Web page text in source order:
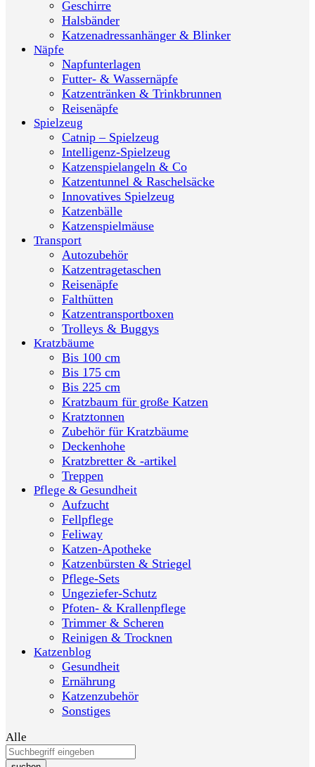
Geschirre
Halsbänder
Katzenadressanhänger & Blinker
Näpfe
Napfunterlagen
Futter- & Wassernäpfe
Katzentränken & Trinkbrunnen
Reisenäpfe
Spielzeug
Catnip – Spielzeug
Intelligenz-Spielzeug
Katzenspielangeln & Co
Katzentunnel & Raschelsäcke
Innovatives Spielzeug
Katzenbälle
Katzenspielmäuse
Transport
Autozubehör
Katzentragetaschen
Reisenäpfe
Falthütten
Katzentransportboxen
Trolleys & Buggys
Kratzbäume
Bis 100 cm
Bis 175 cm
Bis 225 cm
Kratzbaum für große Katzen
Kratztonnen
Zubehör für Kratzbäume
Deckenhohe
Kratzbretter & -artikel
Treppen
Pflege & Gesundheit
Aufzucht
Fellpflege
Feliway
Katzen-Apotheke
Katzenbürsten & Striegel
Pflege-Sets
Ungeziefer-Schutz
Pfoten- & Krallenpflege
Trimmer & Scheren
Reinigen & Trocknen
Katzenblog
Gesundheit
Ernährung
Katzenzubehör
Sonstiges
Alle